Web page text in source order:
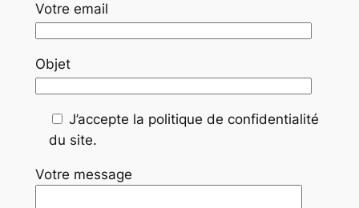
Votre email
Objet
J’accepte la politique de confidentialité
du site.
Votre message